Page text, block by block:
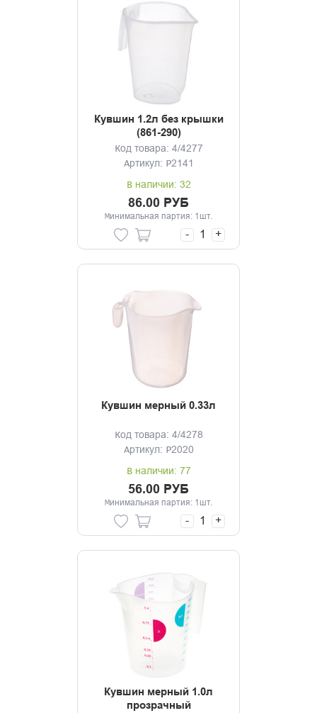
Кувшин 1.2л без крышки
(861-290)
Код товара: 4/4277
Артикул: Р2141
В наличии: 32
86.00 РУБ
Минимальная партия: 1шт.
- +
Кувшин мерный 0.33л
Код товара: 4/4278
Артикул: Р2020
В наличии: 77
56.00 РУБ
Минимальная партия: 1шт.
- +
Кувшин мерный 1.0л
прозрачный